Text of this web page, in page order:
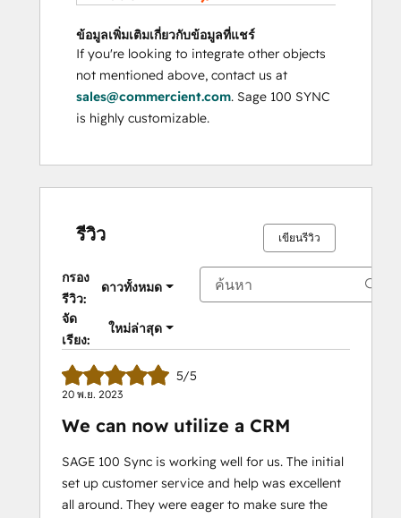
ข้อมูลเพิ่มเติมเกี่ยวกับข้อมูลที่แชร์
If you're looking to integrate other objects
not mentioned above, contact us at
sales@commercient.com. Sage 100 SYNC
is highly customizable.
รีวิว เขียนรีวิว
กรอง
รีวิว:
ดาวทั้งหมด
จัด
เรียง:
ใหม่ล่าสุด
5/5
20 พ.ย. 2023
We can now utilize a CRM
SAGE 100 Sync is working well for us. The initial
set up customer service and help was excellent
all around. They were eager to make sure the